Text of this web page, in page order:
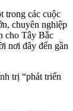
trong các cuộc
chuyên nghiệp
cho Tây Bắc
nơi đây đến gần
trị “phát triển